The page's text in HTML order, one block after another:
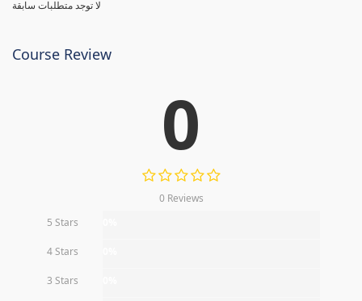
لا توجد متطلبات سابقة
Course Review
0
0 Reviews
5 Stars
4 Stars
3 Stars